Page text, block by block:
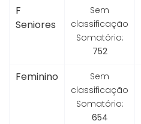
F
Seniores
Sem
classificação
Somatório:
752
Feminino
Sem
classificação
Somatório:
654